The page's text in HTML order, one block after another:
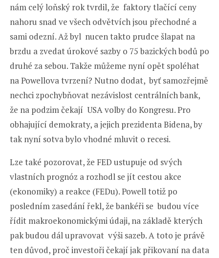
nám celý loňský rok tvrdil, že faktory tlačící ceny
nahoru snad ve všech odvětvích jsou přechodné a
sami odezní. Až byl nucen takto prudce šlapat na
brzdu a zvedat úrokové sazby o 75 bazických bodů po
druhé za sebou. Takže můžeme nyní opět spoléhat
na Powellova tvrzení? Nutno dodat, byť samozřejmě
nechci zpochybňovat nezávislost centrálních bank,
že na podzim čekají USA volby do Kongresu. Pro
obhajující demokraty, a jejich prezidenta Bidena, by
tak nyní sotva bylo vhodné mluvit o recesi.
Lze také pozorovat, že FED ustupuje od svých
vlastních prognóz a rozhodl se jít cestou akce
(ekonomiky) a reakce (FEDu). Powell totiž po
posledním zasedání řekl, že bankéři se budou více
řídit makroekonomickými údaji, na základě kterých
pak budou dál upravovat výši sazeb. A toto je právě
ten důvod, proč investoři čekají jak přikovaní na data